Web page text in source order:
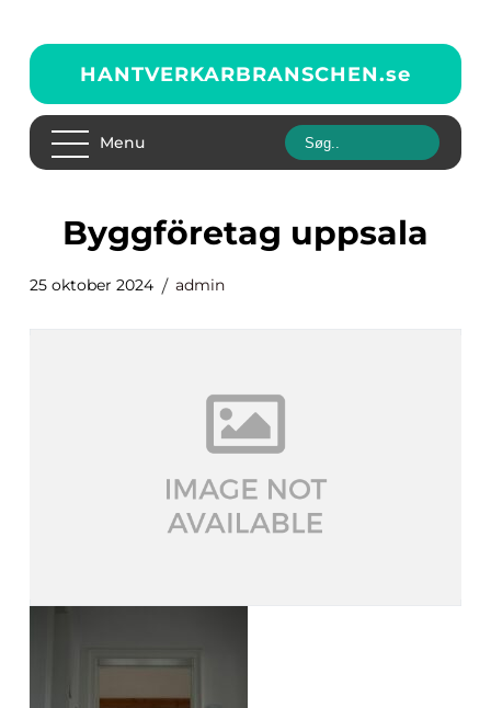
HANTVERKARBRANSCHEN.se
Menu
byggföretag uppsala
25 oktober 2024 admin